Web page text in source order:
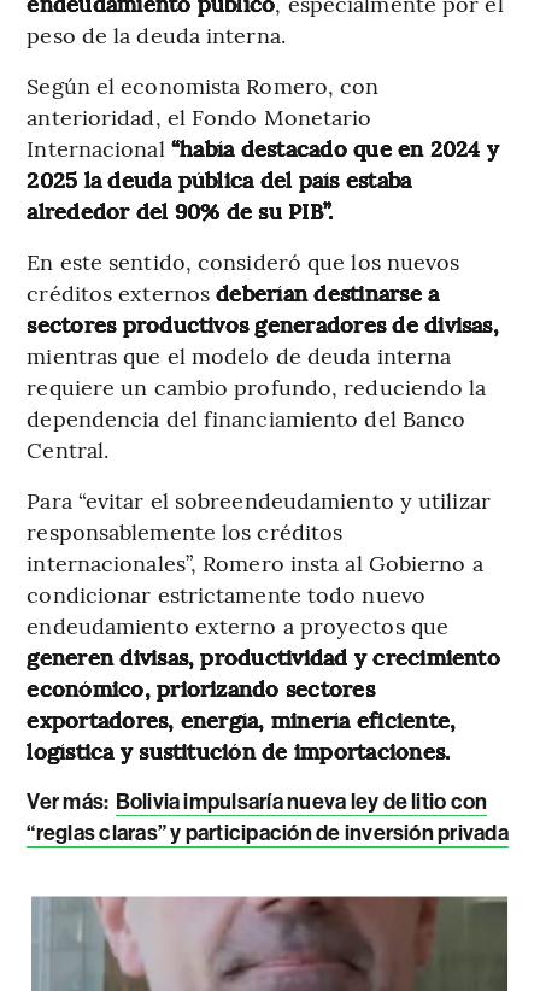
peso de la deuda interna.
Según el economista Romero, con
anterioridad, el Fondo Monetario
Internacional “había destacado que en 2024 y
2025 la deuda pública del país estaba
alrededor del 90% de su PIB”.
En este sentido, consideró que los nuevos
créditos externosdeberían destinarse a
sectores productivos generadores de divisas,
mientras que el modelo de deuda interna
requiere un cambio profundo, reduciendo la
dependencia del financiamiento del Banco
Central.
Para “evitar el sobreendeudamiento y utilizar
responsablemente los créditos
internacionales”, Romero insta al Gobierno a
condicionar estrictamente todo nuevo
endeudamiento externo a proyectos que
generen divisas, productividad y crecimiento
económico, priorizando sectores
exportadores, energía, minería eficiente,
logística y sustitución de importaciones.
Ver más: Bolivia impulsaría nueva ley de litio con
“reglas claras” y participación de inversión privada